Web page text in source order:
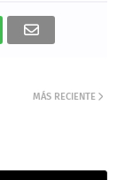
MÁS RECIENTE